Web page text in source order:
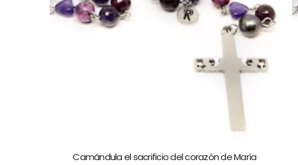
Camándula el sacrificio del corazón de María